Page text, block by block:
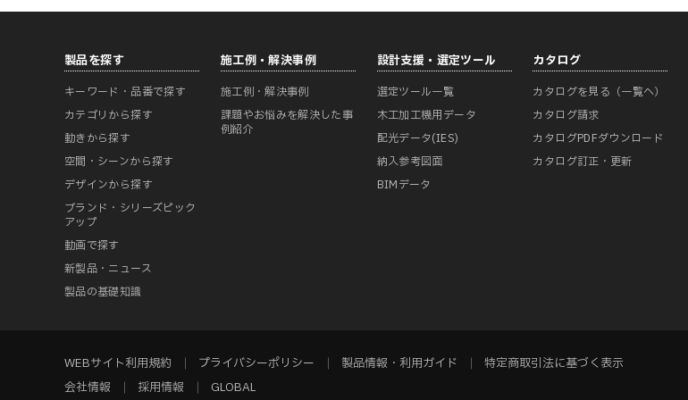
製品を探す
キーワード・品番で探す
カテゴリから探す
動きから探す
空間・シーンから探す
デザインから探す
ブランド・シリーズピック
アップ
動画で探す
新製品・ニュース
製品の基礎知識
施工例・解決事例
施工例・解決事例
課題やお悩みを解決した事
例紹介
設計支援・選定ツール
選定ツール一覧
木工加工機用データ
配光データ(IES)
納入参考図面
BIMデータ
カタログ
カタログを見る（一覧へ）
カタログ請求
カタログPDFダウンロード
カタログ訂正・更新
WEBサイト利用規約 プライバシーポリシー 製品情報・利用ガイド
特定商取引法に基づく表示
会社情報
採用情報 GLOBAL